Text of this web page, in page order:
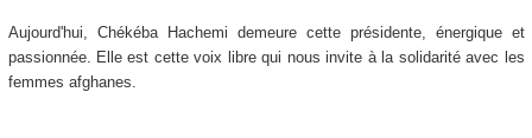
Aujourd'hui, Chékéba Hachemi demeure cette présidente, énergique et
passionnée. Elle est cette voix libre qui nous invite à la solidarité avec les
femmes afghanes.